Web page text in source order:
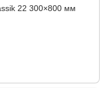
22 300×800 мм